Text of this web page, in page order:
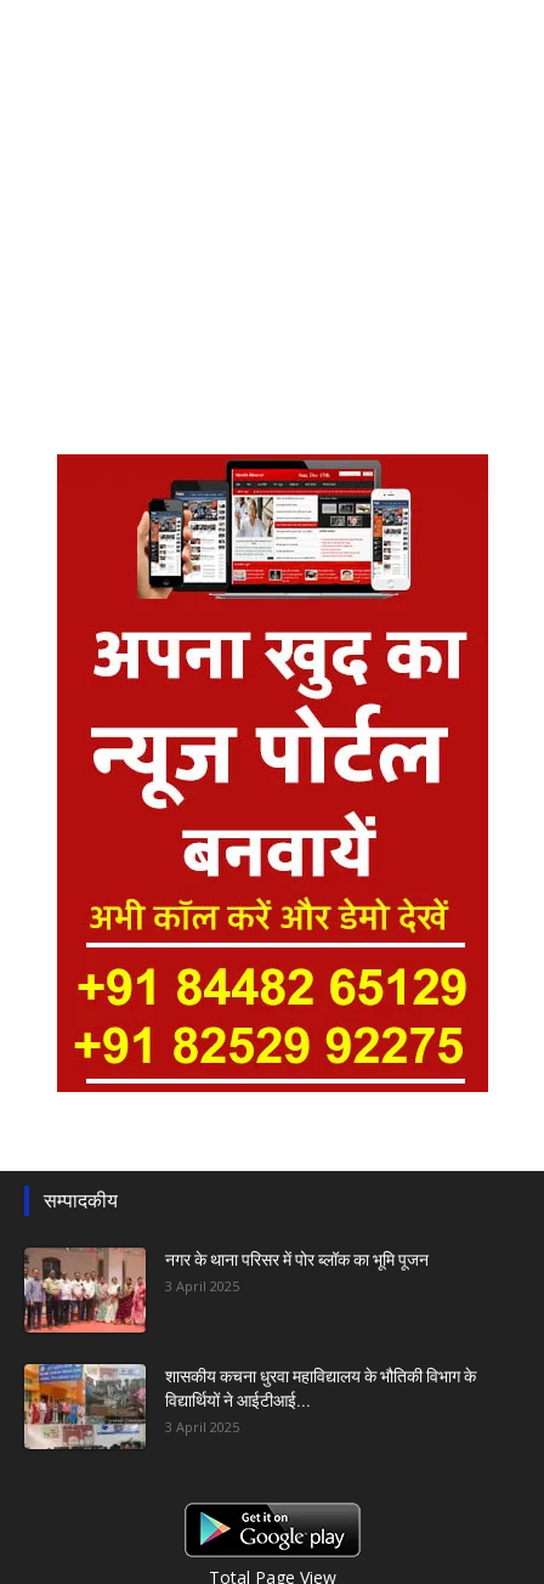
सम्पादकीय
नगर के थाना परिसर में पोर ब्लॉक का भूमि पूजन
3 April 2025
शासकीय कचना धुरवा महाविद्यालय के भौतिकी विभाग के
विद्यार्थियों ने आईटीआई...
3 April 2025
Total Page View